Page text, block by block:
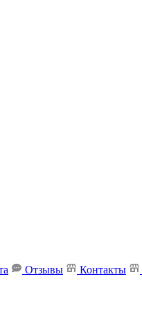
Отзывы Контакты